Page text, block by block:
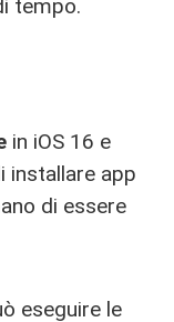
tempo.
in iOS 16 e
installare app
di essere
eseguire le